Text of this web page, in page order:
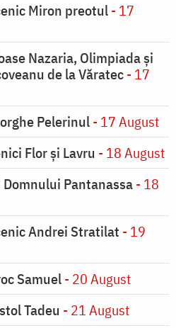
Miron preotul- 17
Nazaria, Olimpiada și
de la Văratec- 17
Pelerinul- 17 August
Flor şi Lavru - 18 August
Pantanassa- 18
Andrei Stratilat - 19
Samuel- 20 August
Tadeu - 21 August